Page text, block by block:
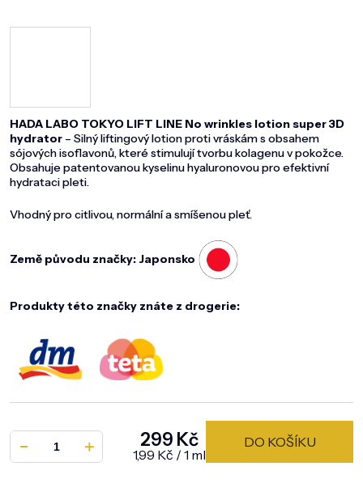
HADA LABO TOKYO LIFT LINE No wrinkles lotion super 3D
hydrator – Silný liftingový lotion proti vráskám s obsahem
sójových isoflavonů, které stimulují tvorbu kolagenu v pokožce.
Obsahuje patentovanou kyselinu hyaluronovou pro efektivní
hydrataci pleti.
Vhodný pro citlivou, normální a smíšenou pleť.
Země původu značky: Japonsko
Produkty této značky znáte z drogerie:
299 Kč
Měrná cena:
1,99 Kč / 1 ml
DO KOŠÍKU